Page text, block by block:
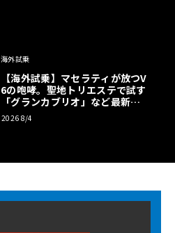
海外試乗
【海外試乗】マセラティが放つV
6の咆哮。聖地トリエステで試す
「グランカブリオ」など最新ト
ロフェオ3台の官能評価《LE VO
LANT LAB》
2026 8/4